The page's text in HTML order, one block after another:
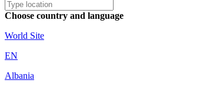
Choose country and language
World Site
EN
Albania